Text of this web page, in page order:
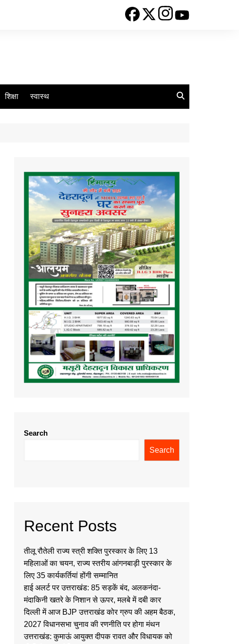
शिक्षा स्वास्थ
Search
Search
Recent Posts
तीलू रौतेली राज्य स्त्री शक्ति पुरस्कार के लिए 13
महिलाओं का चयन, राज्य स्तरीय आंगनबाड़ी पुरस्कार के
लिए 35 कार्यकर्तियां होंगी सम्मानित
हाई अलर्ट पर उत्तराखंड: 85 सड़कें बंद, अलकनंदा-
मंदाकिनी खतरे के निशान से ऊपर, मलबे में दबी कार
दिल्ली में आज BJP उत्तराखंड कोर ग्रुप की अहम बैठक,
2027 विधानसभा चुनाव की रणनीति पर होगा मंथन
उत्तराखंड: कुमाऊं आयुक्त दीपक रावत और विधायक को